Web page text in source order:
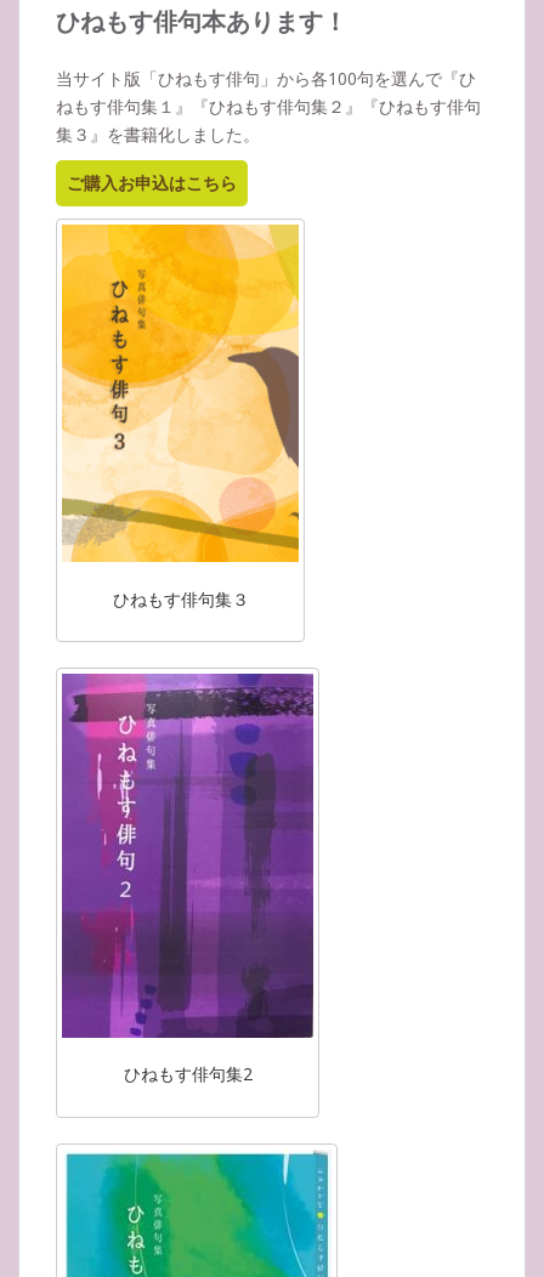
イ
ひねもす俳句本あります！
当サイト版「ひねもす俳句」から各100句を選んで『ひ
ねもす俳句集１』『ひねもす俳句集２』『ひねもす俳句
集３』を書籍化しました。
ご購入お申込はこちら
ひねもす俳句集３
ひねもす俳句集2